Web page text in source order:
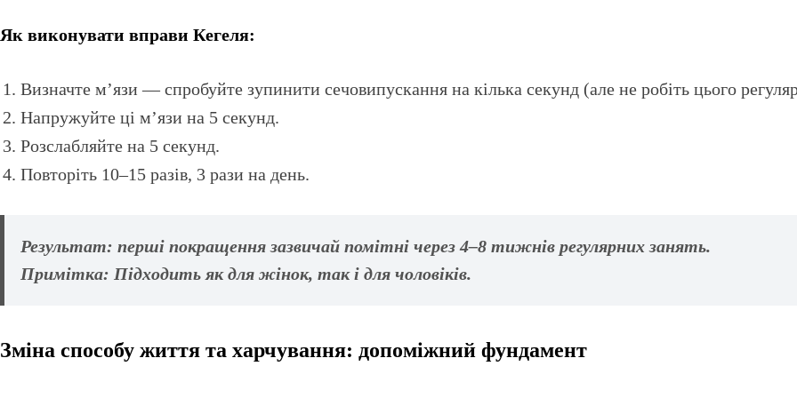
Як виконувати вправи Кегеля:
Визначте м’язи — спробуйте зупинити сечовипускання на кілька секунд (але не робіть цього
Напружуйте ці м’язи на 5 секунд.
Розслабляйте на 5 секунд.
Повторіть 10–15 разів, 3 рази на день.
Результат: перші покращення зазвичай помітні через 4–8 тижнів регулярних занять.
Примітка: Підходить як для жінок, так і для чоловіків.
Зміна способу життя та харчування: допоміжний фундамент